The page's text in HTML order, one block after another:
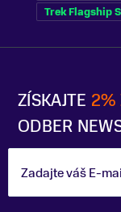
ZÍSKAJTE 2%
ODBER
Zadajte váš E-
Trek Flagship